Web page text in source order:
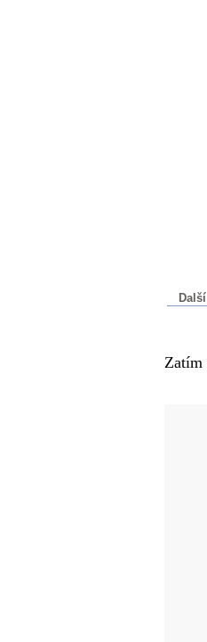
Zatím